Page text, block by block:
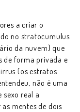
a criar o
no stratocumulus
da nuvem) que
de forma privada e
(os estratos
não é uma
real a
mentes de dois